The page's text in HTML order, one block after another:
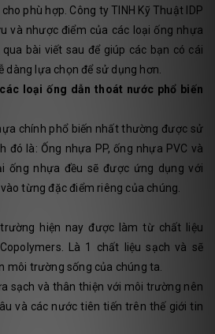
phù hợp. Công ty TINH Kỹ Thuật IDP
và nhược điểm của các loại ống nhựa
bài viết sau để giúp các bạn có cái
dàng lựa chọn để sử dụng hơn.
loại ống dẫn thoát nước phổ biến
chính phổ biến nhất thường được sử
đó là: Ống nhựa PP, ống nhựa PVC và
ống nhựa đều sẽ được ứng dụng với
từng đặc điểm riêng của chúng.
hiện nay được làm từ chất liệu
Là 1 chất liệu sạch và sẽ
môi trường sống của chúng ta.
sạch và thân thiện với môi trường nên
và các nước tiên tiến trên thế giới tin